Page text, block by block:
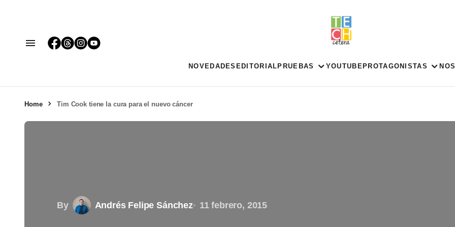
NOVEDADES EDITORIAL PRUEBAS YOUTUBE PROTAGONISTAS
Home Tim Cook tiene la cura para el nuevo cáncer
By Andrés Felipe Sánchez 11 febrero, 2015